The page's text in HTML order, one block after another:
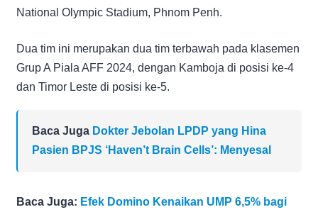
National Olympic Stadium, Phnom Penh.
Dua tim ini merupakan dua tim terbawah pada klasemen
Grup A Piala AFF 2024, dengan Kamboja di posisi ke-4
dan Timor Leste di posisi ke-5.
Baca Juga Dokter Jebolan LPDP yang Hina
Pasien BPJS ‘Haven’t Brain Cells’: Menyesal
Baca Juga: Efek Domino Kenaikan UMP 6,5% bagi